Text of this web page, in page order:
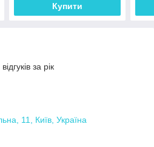
Купити
за рік
11, Київ, Україна